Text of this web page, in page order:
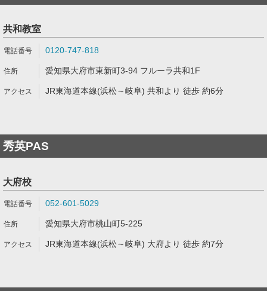
共和教室
0120-747-818
愛知県大府市東新町3-94 フルーラ共和1F
JR東海道本線(浜松～岐阜) 共和より 徒歩 約6分
秀英PAS
大府校
052-601-5029
愛知県大府市桃山町5-225
JR東海道本線(浜松～岐阜) 大府より 徒歩 約7分